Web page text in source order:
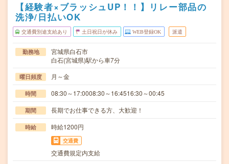
【経験者×ブラッシュUP！！】リレー部品の
洗浄/日払いOK
交通費別途支給あり 土日祝日が休み WEB登録OK 派遣
勤務地
宮城県白石市
白石(宮城県)駅から車7分
曜日頻度 月～金
時間 08:30～17:0008:30～16:4516:30～00:45
期間 長期でお仕事できる方、大歓迎！
時給 時給1200円
交通費
交通費規定内支給